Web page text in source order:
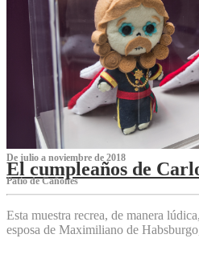
De julio a noviembre de 2018
El cumpleaños de
Patio de Cañones
Esta muestra recrea, de manera
esposa de Maximiliano de